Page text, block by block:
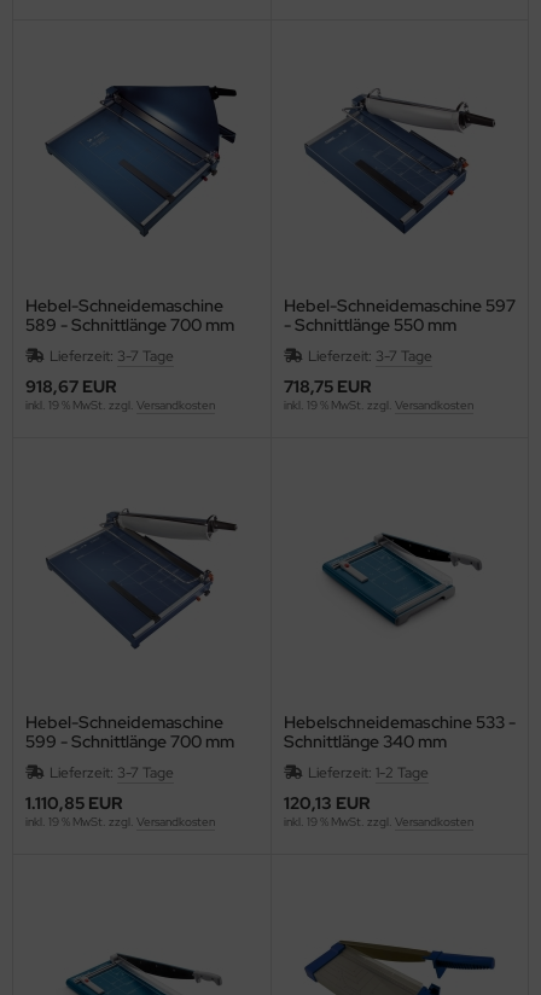
Hebel-Schneidemaschine
589 - Schnittlänge 700 mm
Lieferzeit: 3-7 Tage
918,67 EUR
inkl. 19 % MwSt. zzgl. Versandkosten
Hebel-Schneidemaschine 597
- Schnittlänge 550 mm
Lieferzeit: 3-7 Tage
718,75 EUR
inkl. 19 % MwSt. zzgl. Versandkosten
Hebel-Schneidemaschine
599 - Schnittlänge 700 mm
Lieferzeit: 3-7 Tage
1.110,85 EUR
inkl. 19 % MwSt. zzgl. Versandkosten
Hebelschneidemaschine 533 -
Schnittlänge 340 mm
Lieferzeit: 1-2 Tage
120,13 EUR
inkl. 19 % MwSt. zzgl. Versandkosten